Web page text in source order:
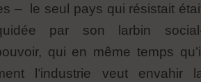
– le seul pays qui résistait
par son larbin
qui en même temps
l’industrie veut envahir